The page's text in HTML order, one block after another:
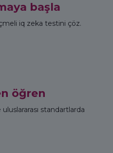
başla
iq zeka testini çöz.
öğren
standartlarda